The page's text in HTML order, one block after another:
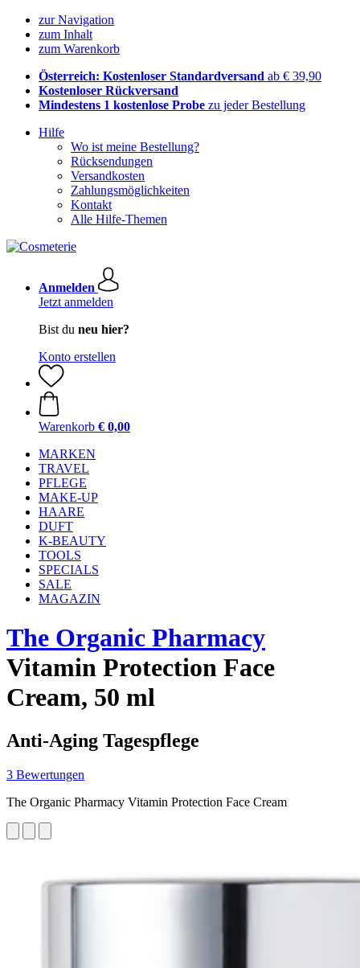
zur Navigation
zum Inhalt
zum Warenkorb
Österreich: Kostenloser Standardversand ab € 39,90
Kostenloser Rückversand
Mindestens 1 kostenlose Probe zu jeder Bestellung
Hilfe
Wo ist meine Bestellung?
Rücksendungen
Versandkosten
Zahlungsmöglichkeiten
Kontakt
Alle Hilfe-Themen
Anmelden
Jetzt anmelden
Bist du neu hier?
Konto erstellen
Warenkorb € 0,00
MARKEN
TRAVEL
PFLEGE
MAKE-UP
HAARE
DUFT
K-BEAUTY
TOOLS
SPECIALS
SALE
MAGAZIN
The Organic Pharmacy
Vitamin Protection Face
Cream, 50 ml
Anti-Aging Tagespflege
3 Bewertungen
The Organic Pharmacy Vitamin Protection Face Cream